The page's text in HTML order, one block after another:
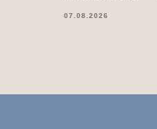
07.08.2026